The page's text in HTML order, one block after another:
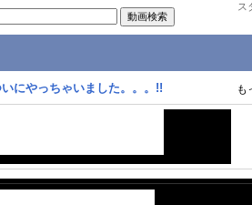
ス
にやっちゃいました。。。!! も